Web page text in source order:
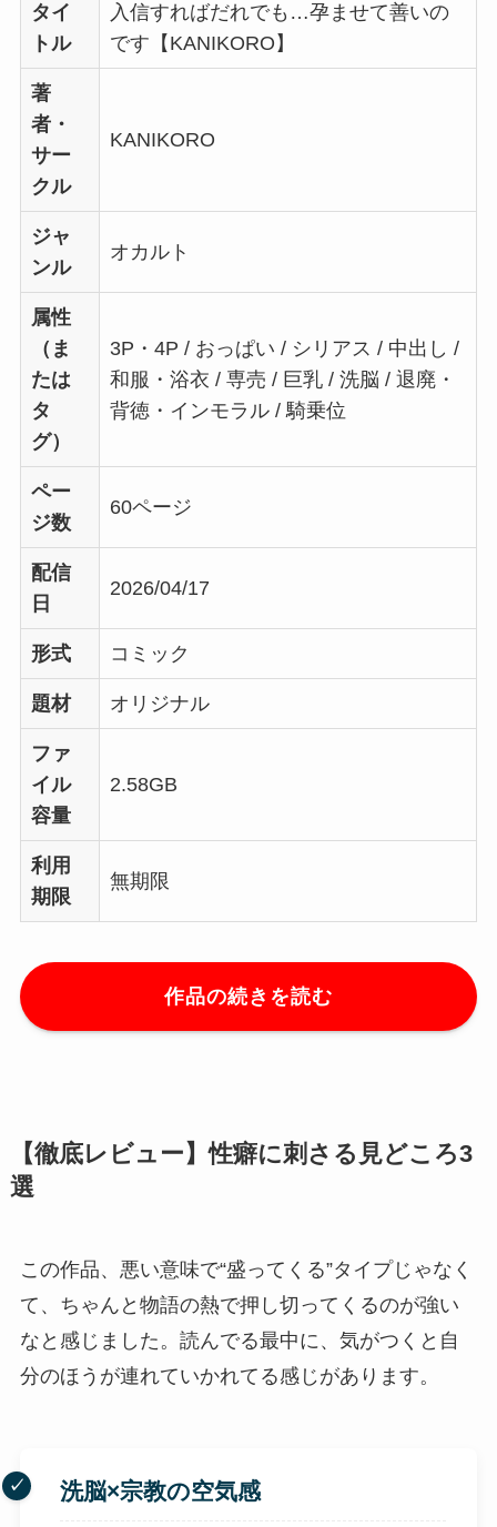
タイ
トル
入信すればだれでも…孕ませて善いの
です【KANIKORO】
著
者・
サー
クル
KANIKORO
ジャ
ンル
オカルト
属性
（ま
たは
タ
グ）
3P・4P / おっぱい / シリアス / 中出し /
和服・浴衣 / 専売 / 巨乳 / 洗脳 / 退廃・
背徳・インモラル / 騎乗位
ペー
ジ数
60ページ
配信
日
2026/04/17
形式 コミック
題材 オリジナル
ファ
イル
容量
2.58GB
利用
期限
無期限
作品の続きを読む
【徹底レビュー】性癖に刺さる見どころ3
選
この作品、悪い意味で“盛ってくる”タイプじゃなく
て、ちゃんと物語の熱で押し切ってくるのが強い
なと感じました。読んでる最中に、気がつくと自
分のほうが連れていかれてる感じがあります。
洗脳×宗教の空気感